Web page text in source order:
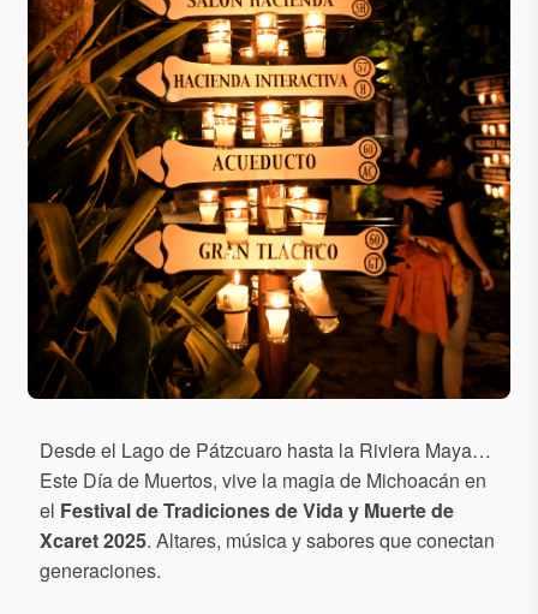
Desde el Lago de Pátzcuaro hasta la Riviera Maya…
Este Día de Muertos, vive la magia de Michoacán en
el Festival de Tradiciones de Vida y Muerte de
Xcaret 2025. Altares, música y sabores que conectan
generaciones.